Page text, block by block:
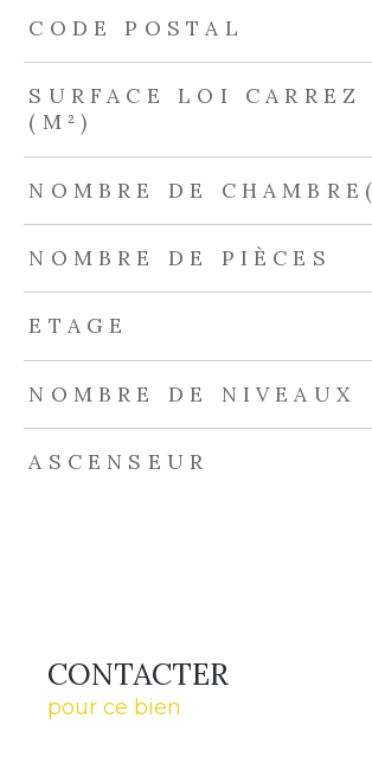
TRAD_ZEPHYR_Caracteristique
CODE POSTAL
SURFACE LOI CARREZ
(M²)
NOMBRE DE
NOMBRE DE PIÈCES
ETAGE
NOMBRE DE NIVEAUX
ASCENSEUR
CONTACTER
pour ce bien